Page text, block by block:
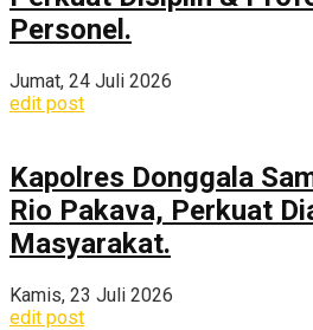
Personel.
Jumat, 24 Juli 2026
edit post
Kapolres Donggala
Rio Pakava, Perkuat
Masyarakat.
Kamis, 23 Juli 2026
edit post